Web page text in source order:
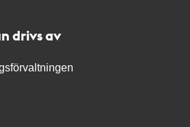
drivs av